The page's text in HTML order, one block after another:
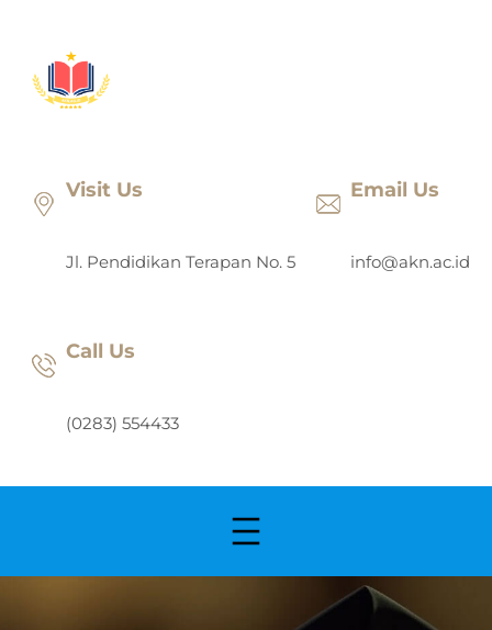
konten
Visit Us
Jl. Pendidikan Terapan No. 5
Email Us
info@akn.ac.id
Call Us
(0283) 554433